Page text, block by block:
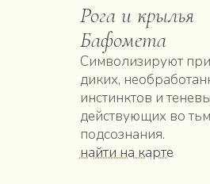
Рога и крылья
Бафомета
Символизируют
диких,
инстинктов и
действующих во
подсознания.
найти на карте